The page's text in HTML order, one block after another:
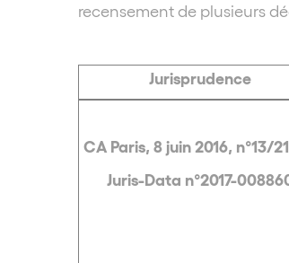
recensement de plusieurs
Jurisprudence
CA Paris, 8 juin 2016, n°13/
Juris-Data n°2017-